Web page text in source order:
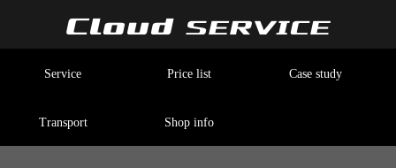
Service Price list Case study
Transport Shop info